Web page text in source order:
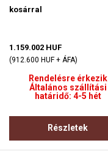
kosárral
1.159.002 HUF
(912.600 HUF + ÁFA)
Rendelésre érkezik
Általános szállítási
határidő: 4-5 hét
Részletek